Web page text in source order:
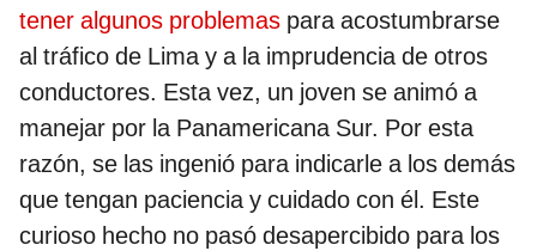
tener algunos problemas para acostumbrarse
al tráfico de Lima y a la imprudencia de otros
conductores. Esta vez, un joven se animó a
manejar por la Panamericana Sur. Por esta
razón, se las ingenió para indicarle a los demás
que tengan paciencia y cuidado con él. Este
curioso hecho no pasó desapercibido para los